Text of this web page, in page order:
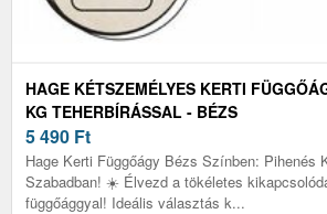
HAGE KÉTSZEMÉLYES KERTI
KG TEHERBÍRÁSSAL - BÉZS
5 490 Ft
Hage Kerti Függőágy Bézs Színben: Pihenés
Szabadban! ☀️ Élvezd a tökéletes
függőággyal! Ideális választás k...